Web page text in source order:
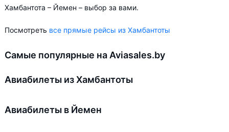
Хамбантота – Йемен – выбор за вами.
Посмотреть все прямые рейсы из Хамбантоты
Самые популярные на Aviasales.by
Авиабилеты из Хамбантоты
Авиабилеты в Йемен